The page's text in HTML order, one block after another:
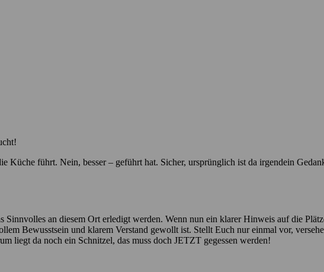
führt. Nein, besser – geführt hat. Sicher, ursprünglich ist da irgendein
an diesem Ort erledigt werden. Wenn nun ein klarer Hinweis auf die
Bewusstsein und klarem Verstand gewollt ist. Stellt Euch nur einmal vor,
liegt da noch ein Schnitzel, das muss doch JETZT gegessen werden!